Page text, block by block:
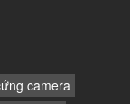
camera